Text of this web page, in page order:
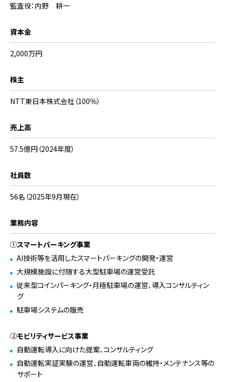
監査役：内野 耕一
資本金
2,000万円
株主
NTT東日本株式会社（100％）
売上高
57.5億円（2024年度）
社員数
56名（2025年9月現在）
業務内容
①スマートパーキング事業
AI技術等を活用したスマートパーキングの開発・運営
大規模施設に付随する大型駐車場の運営受託
従来型コインパーキング・月極駐車場の運営、導入コンサルティン
グ
駐車場システムの販売
②モビリティサービス事業
自動運転導入に向けた提案、コンサルティング
自動運転実証実験の運営、自動運転車両の維持・メンテナンス等の
サポート